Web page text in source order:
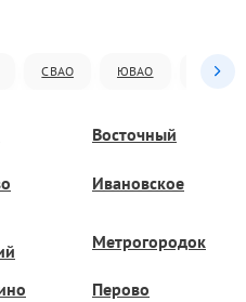
СВАО ЮВАО ЮАО
Восточный
Ивановское
Метрогородок
Перово